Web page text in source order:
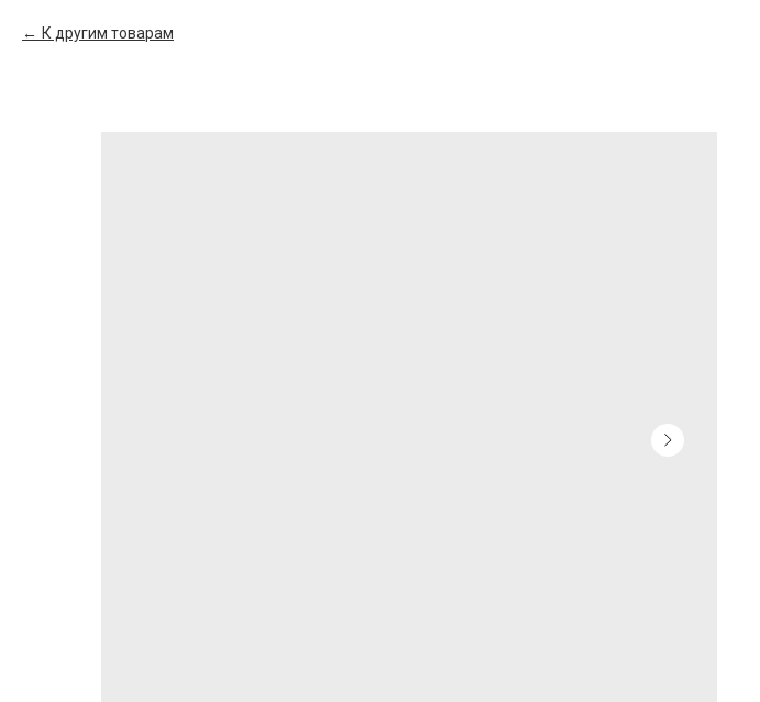
К другим товарам